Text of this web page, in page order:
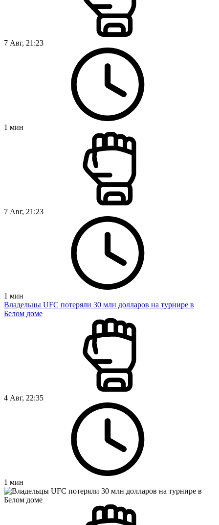
7 Авг, 21:23
1 мин
7 Авг, 21:23
1 мин
Владельцы UFC потеряли 30 млн долларов на турнире в
Белом доме
4 Авг, 22:35
1 мин